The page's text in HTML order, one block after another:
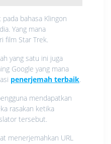
bahasa Klingon
Yang mana
film Star Trek.
yang satu ini juga
Google yang mana
penerjemah terbaik.
mendapatkan
rasakan ketika
tersebut.
menerjemahkan URL